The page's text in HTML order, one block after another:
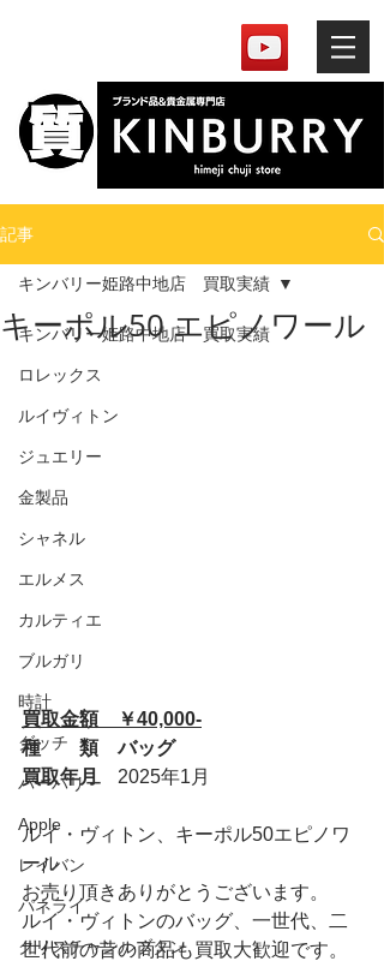
記事
キンバリー姫路中地店 買取実績
ロレックス
ルイヴィトン
ジュエリー
金製品
シャネル
エルメス
カルティエ
ブルガリ
時計
グッチ
バーバリー
Apple
レイバン
パネライ
クリスチャンルブタン
キンバリー姫路中地店 買取実績
キーポル50 エピノワール
買取金額　￥40,000-
種　　類　バッグ
買取年月 2025年1月
ルイ・ヴィトン、キーポル50エピノワ
ール
お売り頂きありがとうございます。
ルイ・ヴィトンのバッグ、一世代、二
世代前の昔の商品も買取大歓迎です。